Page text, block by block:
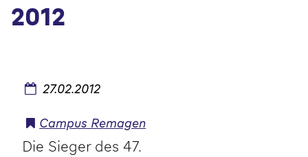
2012
27.02.2012
Campus Remagen
Die Sieger des 47.